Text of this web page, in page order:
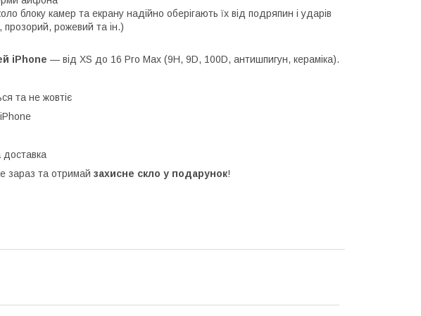
блоку камер та екрану надійно оберігають їх від подряпин і ударів
прозорий, рожевий та ін.)
iPhone — від XS до 16 Pro Max (9H, 9D, 100D, антишпигун, кераміка).
та не жовтіє
доставка
зараз та отримай захисне скло у подарунок!